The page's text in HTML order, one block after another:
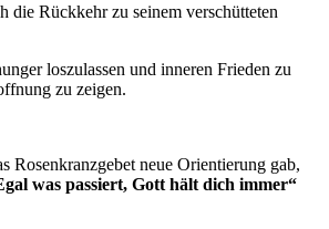
Rückkehr zu seinem verschütteten
loszulassen und inneren Frieden zu
zu zeigen.
Rosenkranzgebet neue Orientierung gab,
was passiert, Gott hält dich immer“